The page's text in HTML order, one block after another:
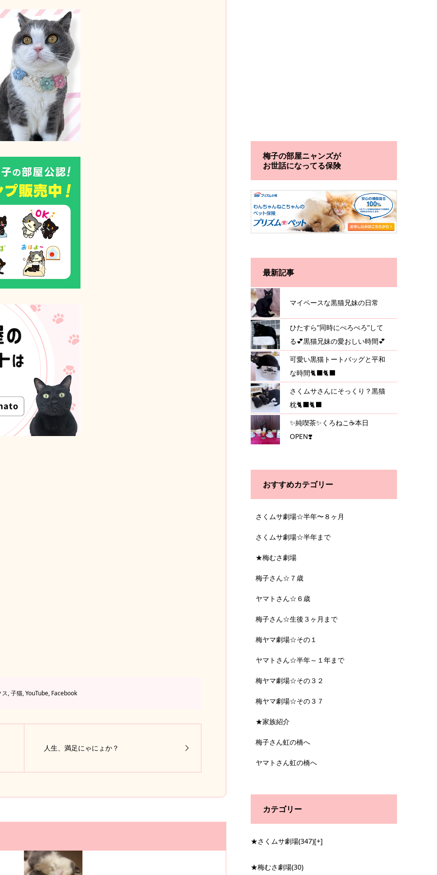
ス,子猫,YouTube, Facebook
人生、満足にゃにょか？
梅子の部屋ニャンズが
お世話になってる保険
最新記事
マイペースな黒猫兄妹の日常
ひたすら”同時にぺろぺろ”して
る💕黒猫兄妹の愛おしい時間💕
可愛い黒猫トートバッグと平和
な時間🐈‍⬛🐈‍⬛
さくムサさんにそっくり？黒猫
枕🐈‍⬛🐈‍⬛
✨純喫茶✨くろねこ☕️本日
OPEN❣️
おすすめカテゴリー
さくムサ劇場☆半年〜８ヶ月
さくムサ劇場☆半年まで
★梅むさ劇場
梅子さん☆７歳
ヤマトさん☆６歳
梅子さん☆生後３ヶ月まで
梅ヤマ劇場☆その１
ヤマトさん☆半年～１年まで
梅ヤマ劇場☆その３２
梅ヤマ劇場☆その３７
★家族紹介
梅子さん虹の橋へ
ヤマトさん虹の橋へ
カテゴリー
★さくムサ劇場(347)[+]
★梅むさ劇場(30)